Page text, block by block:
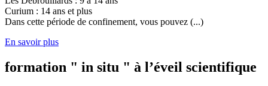
Curium : 14 ans et plus
Dans cette période de confinement, vous pouvez (...)
En savoir plus
formation " in situ " à l’éveil scientifique